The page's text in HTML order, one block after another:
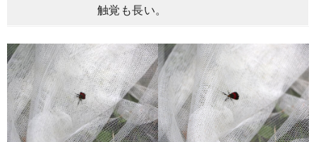
触覚も長い。